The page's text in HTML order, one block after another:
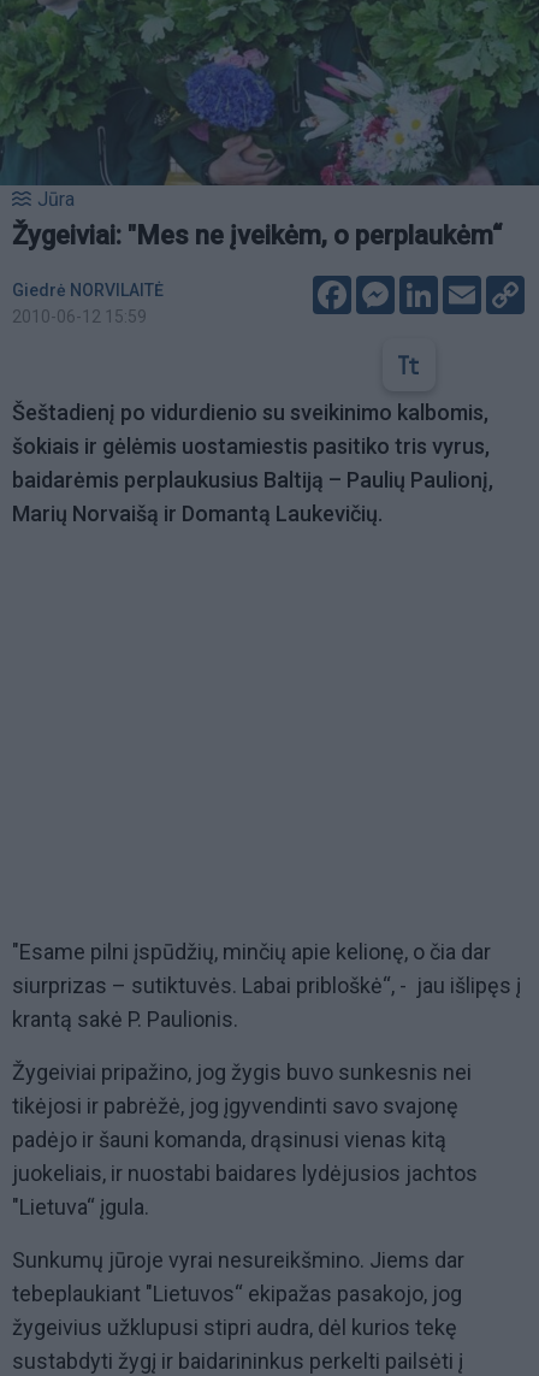
Jūra
Žygeiviai: "Mes ne įveikėm, o perplaukėm“
Giedrė NORVILAITĖ
2010-06-12 15:59
FacebookMessenger
LinkedIn
Email
Šeštadienį po vidurdienio su sveikinimo kalbomis,
šokiais ir gėlėmis uostamiestis pasitiko tris vyrus,
baidarėmis perplaukusius Baltiją – Paulių Paulionį,
Marių Norvaišą ir Domantą Laukevičių.
"Esame pilni įspūdžių, minčių apie kelionę, o čia dar
siurprizas – sutiktuvės. Labai pribloškė“, - jau išlipęs į
krantą sakė P. Paulionis.
Žygeiviai pripažino, jog žygis buvo sunkesnis nei
tikėjosi ir pabrėžė, jog įgyvendinti savo svajonę
padėjo ir šauni komanda, drąsinusi vienas kitą
juokeliais, ir nuostabi baidares lydėjusios jachtos
"Lietuva“ įgula.
Sunkumų jūroje vyrai nesureikšmino. Jiems dar
tebeplaukiant "Lietuvos“ ekipažas pasakojo, jog
žygeivius užklupusi stipri audra, dėl kurios tekę
sustabdyti žygį ir baidarininkus perkelti pailsėti į